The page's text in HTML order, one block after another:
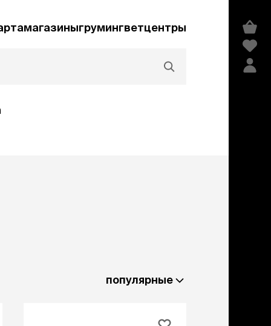
магазиныгрумингветцентры
популярные